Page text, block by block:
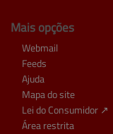
Mais opções
Webmail
Feeds
Ajuda
Mapa do site
Lei do Consumidor ↗
Área restrita